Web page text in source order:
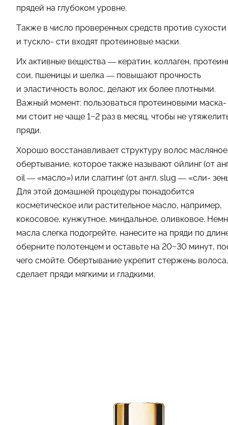
прядей на глубоком уровне.
Также в число проверенных средств против сухости
и тускло- сти входят протеиновые маски.
Их активные вещества — кератин, коллаген,
сои, пшеницы и шелка — повышают прочность
и эластичность волос, делают их более плотными.
Важный момент: пользоваться протеиновыми маска-
ми стоит не чаще 1−2 раз в месяц, чтобы не
пряди.
Хорошо восстанавливает структуру волос масляное
обертывание, которое также называют ойлинг (от
oil — «масло») или слаггинг (от англ. slug — «сли-
Для этой домашней процедуры понадобится
косметическое или растительное масло, например,
кокосовое, кунжутное, миндальное, оливковое.
масла слегка подогрейте, нанесите на пряди по
оберните полотенцем и оставьте на 20−30 минут,
чего смойте. Обертывание укрепит стержень волоса,
сделает пряди мягкими и гладкими.